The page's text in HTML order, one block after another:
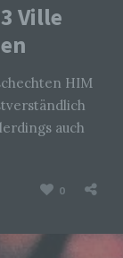
Ville
HIM
auch
0